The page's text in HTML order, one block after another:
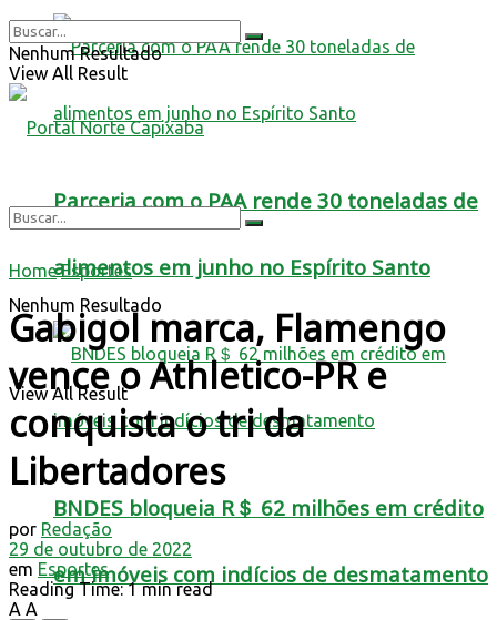
Parceria com o PAA rende 30 toneladas de
alimentos em junho no Espírito Santo
BNDES bloqueia R＄ 62 milhões em crédito
em imóveis com indícios de desmatamento
Nenhum Resultado
View All Result
Nenhum Resultado
View All Result
Home Esportes
Gabigol marca, Flamengo
vence o Athletico-PR e
conquista o tri da
Libertadores
por Redação
29 de outubro de 2022
em Esportes
Reading Time: 1 min read
A A